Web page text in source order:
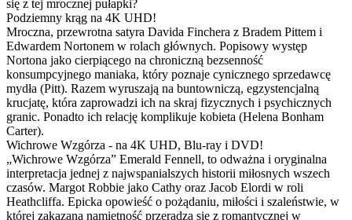
się z tej mrocznej pułapki?
Podziemny krąg na 4K UHD!
Mroczna, przewrotna satyra Davida Finchera z Bradem Pittem i
Edwardem Nortonem w rolach głównych. Popisowy występ
Nortona jako cierpiącego na chroniczną bezsenność
konsumpcyjnego maniaka, który poznaje cynicznego sprzedawcę
mydła (Pitt). Razem wyruszają na buntowniczą, egzystencjalną
krucjatę, która zaprowadzi ich na skraj fizycznych i psychicznych
granic. Ponadto ich relację komplikuje kobieta (Helena Bonham
Carter).
Wichrowe Wzgórza - na 4K UHD, Blu-ray i DVD!
„Wichrowe Wzgórza” Emerald Fennell, to odważna i oryginalna
interpretacja jednej z najwspanialszych historii miłosnych wszech
czasów. Margot Robbie jako Cathy oraz Jacob Elordi w roli
Heathcliffa. Epicka opowieść o pożądaniu, miłości i szaleństwie, w
której zakazana namiętność przeradza się z romantycznej w